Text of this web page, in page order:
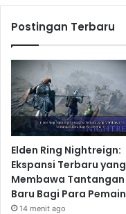
Postingan Terbaru
Elden Ring Nightreign:
Ekspansi Terbaru yang
Membawa Tantangan
Baru Bagi Para Pemain
14 menit ago